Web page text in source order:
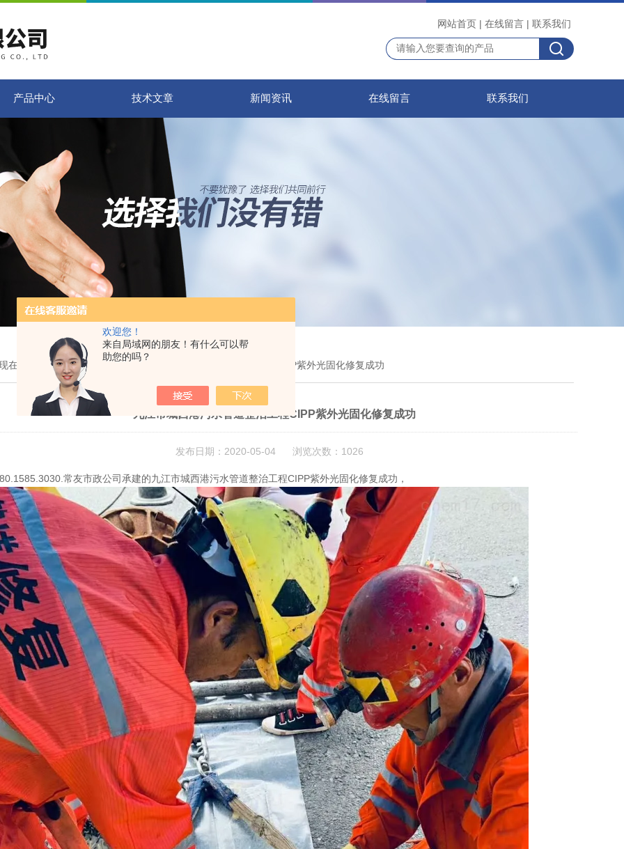
欢迎您！
来自局域网的朋友！有什么可以帮
助您的吗？
网站首页 | 在线留言 | 联系我们
产品中心 技术文章 新闻资讯 在线留言 联系我们
在的位置：首页> 技术文章 > 九江市城西港污水管道整治工程CIPP紫外光固化修复成功
九江市城西港污水管道整治工程CIPP紫外光固化修复成功
发布日期：2020-05-04 浏览次数：1026
常友市政公司承建的九江市城西港污水管道整治工程CIPP紫外光固化修复成功，